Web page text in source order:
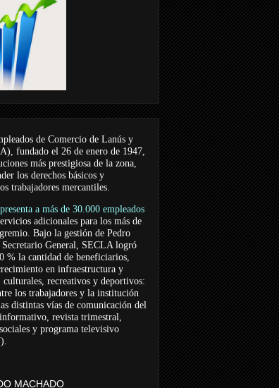
de Comercio de Lanús y
fundado el 26 de enero de 1947,
más prestigiosa de la zona,
los derechos básicos y
trabajadores mercantiles.
a más de 30.000 empleados
adicionales para los más de
Bajo la gestión de Pedro
General, SECLA logró
% la cantidad de beneficiarios,
en infraestructura y
culturales, recreativos y deportivos:
los trabajadores y la institución
distintas vías de comunicación del
revista trimestral,
y programa televisivo
MACHADO